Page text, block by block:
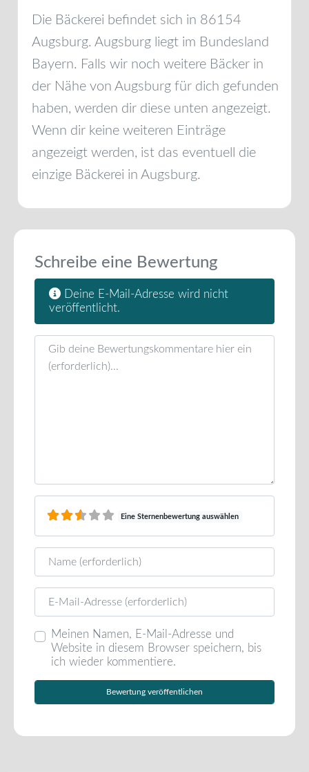
Die Bäckerei befindet sich in 86154
Augsburg. Augsburg liegt im Bundesland
Bayern. Falls wir noch weitere Bäcker in
der Nähe von Augsburg für dich gefunden
haben, werden dir diese unten angezeigt.
Wenn dir keine weiteren Einträge
angezeigt werden, ist das eventuell die
einzige Bäckerei in Augsburg.
Schreibe eine Bewertung
Deine E-Mail-Adresse wird nicht
veröffentlicht.
Rezensionstext
Eine Sternenbewertung auswählen
Name
E-Mail
Meinen Namen, E-Mail-Adresse und
Website in diesem Browser speichern, bis
ich wieder kommentiere.